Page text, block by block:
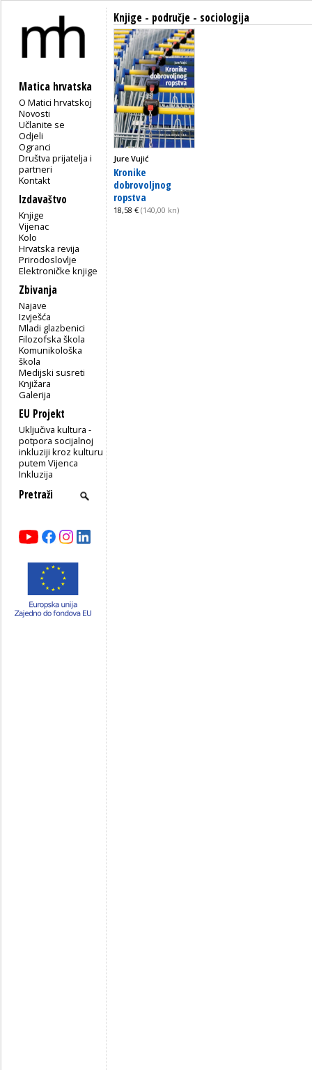
Matica hrvatska
O Matici hrvatskoj
Novosti
Učlanite se
Odjeli
Ogranci
Društva prijatelja i
partneri
Kontakt
Izdavaštvo
Knjige
Vijenac
Kolo
Hrvatska revija
Prirodoslovlje
Elektroničke knjige
Zbivanja
Najave
Izvješća
Mladi glazbenici
Filozofska škola
Komunikološka
škola
Medijski susreti
Knjižara
Galerija
EU Projekt
Uključiva kultura -
potpora socijalnoj
inkluziji kroz kulturu
putem Vijenca
Inkluzija
Knjige - područje - sociologija
Jure Vujić
Kronike
dobrovoljnog
ropstva
18,58 € (140,00 kn)